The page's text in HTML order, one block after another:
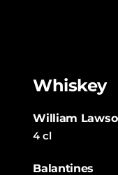
Whiskey
William
4 cl
Balantines